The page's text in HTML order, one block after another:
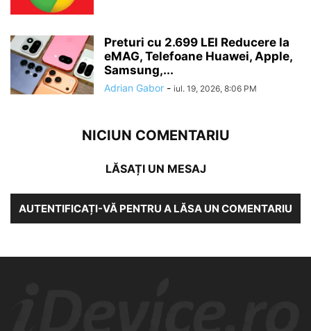
Preturi cu 2.699 LEI Reducere la
eMAG, Telefoane Huawei, Apple,
Samsung,...
Adrian Gabor - iul. 19, 2026, 8:06 PM
NICIUN COMENTARIU
LĂSAȚI UN MESAJ
AUTENTIFICAȚI-VĂ PENTRU A LĂSA UN COMENTARIU